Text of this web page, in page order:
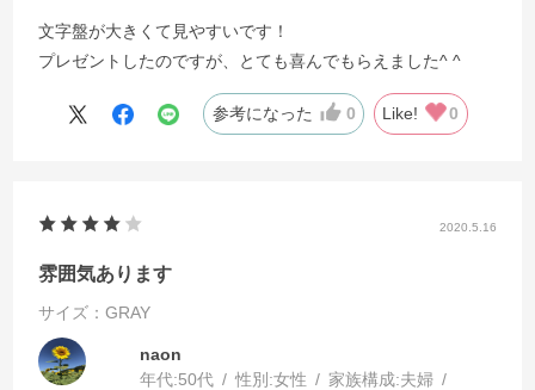
文字盤が大きくて見やすいです！
プレゼントしたのですが、とても喜んでもらえました^ ^
参考になった 0 Like! 0
2020.5.16
雰囲気あります
サイズ：GRAY
naon
年代:50代 性別:女性 家族構成:夫婦